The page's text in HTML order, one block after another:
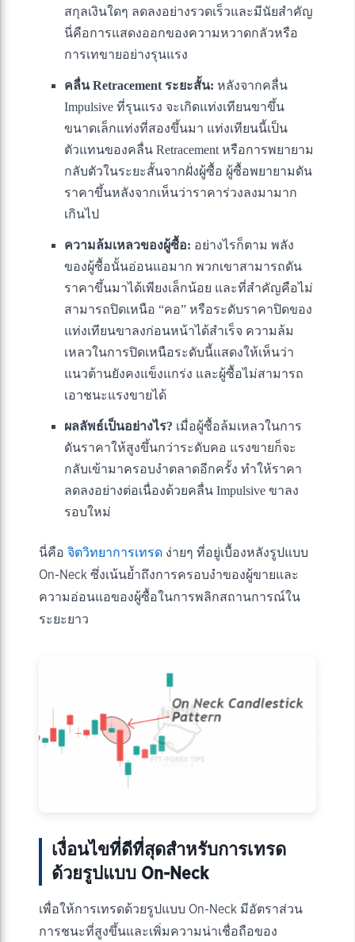
สกุลเงินใดๆ ลดลงอย่างรวดเร็วและมีนัยสำคัญ
นี่คือการแสดงออกของความหวาดกลัวหรือ
การเทขายอย่างรุนแรง
คลื่น Retracement ระยะสั้น: หลังจากคลื่น
Impulsive ที่รุนแรง จะเกิดแท่งเทียนขาขึ้น
ขนาดเล็กแท่งที่สองขึ้นมา แท่งเทียนนี้เป็น
ตัวแทนของคลื่น Retracement หรือการพยายาม
กลับตัวในระยะสั้นจากฝั่งผู้ซื้อ ผู้ซื้อพยายามดัน
ราคาขึ้นหลังจากเห็นว่าราคาร่วงลงมามาก
เกินไป
ความล้มเหลวของผู้ซื้อ: อย่างไรก็ตาม พลัง
ของผู้ซื้อนั้นอ่อนแอมาก พวกเขาสามารถดัน
ราคาขึ้นมาได้เพียงเล็กน้อย และที่สำคัญคือไม่
สามารถปิดเหนือ “คอ” หรือระดับราคาปิดของ
แท่งเทียนขาลงก่อนหน้าได้สำเร็จ ความล้ม
เหลวในการปิดเหนือระดับนี้แสดงให้เห็นว่า
แนวต้านยังคงแข็งแกร่ง และผู้ซื้อไม่สามารถ
เอาชนะแรงขายได้
ผลลัพธ์เป็นอย่างไร? เมื่อผู้ซื้อล้มเหลวในการ
ดันราคาให้สูงขึ้นกว่าระดับคอ แรงขายก็จะ
กลับเข้ามาครอบงำตลาดอีกครั้ง ทำให้ราคา
ลดลงอย่างต่อเนื่องด้วยคลื่น Impulsive ขาลง
รอบใหม่
นี่คือ จิตวิทยาการเทรด ง่ายๆ ที่อยู่เบื้องหลังรูปแบบ
On-Neck ซึ่งเน้นย้ำถึงการครอบงำของผู้ขายและ
ความอ่อนแอของผู้ซื้อในการพลิกสถานการณ์ใน
ระยะยาว
เงื่อนไขที่ดีที่สุดสำหรับการเทรด
ด้วยรูปแบบ On-Neck
เพื่อให้การเทรดด้วยรูปแบบ On-Neck มีอัตราส่วน
การชนะที่สูงขึ้นและเพิ่มความน่าเชื่อถือของ